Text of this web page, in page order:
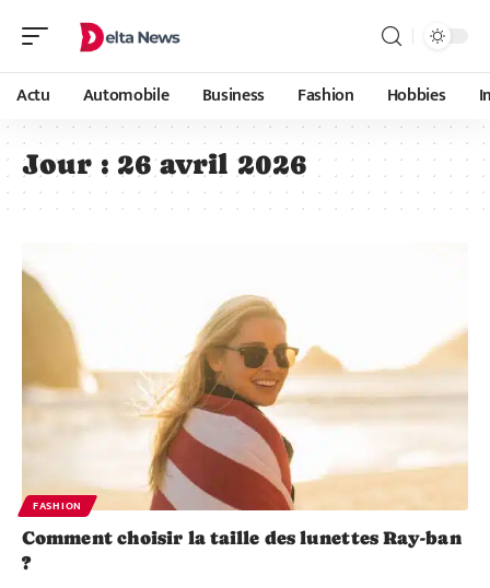
Actu Automobile Business Fashion Hobbies
Jour : 26 avril 2026
FASHION
Comment choisir la taille des lunettes Ray-ban
?